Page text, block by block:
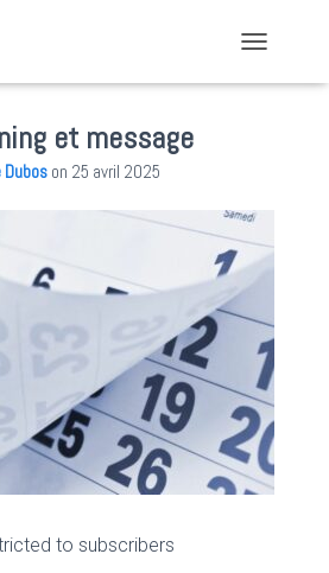
et message
Dubos on 25 avril 2025
to subscribers